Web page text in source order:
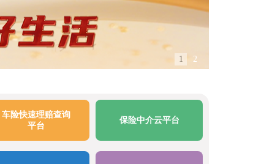
1 2
车险快速理赔查询
平台
保险中介云平台